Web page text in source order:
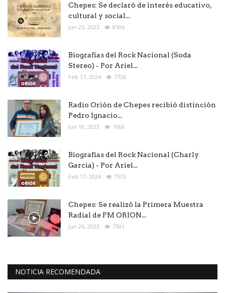
Chepes: Se declaró de interés educativo,
cultural y social...
Jun 23, 2023 8506
Biografías del Rock Nacional (Soda
Stereo) - Por Ariel...
Feb 17, 2024 7756
Radio Orión de Chepes recibió distinción
Pedro Ignacio...
Jun 19, 2023 7666
Biografías del Rock Nacional (Charly
Garcia) - Por Ariel...
Feb 17, 2024 7513
Chepes: Se realizó la Primera Muestra
Radial de FM ORION...
Jun 26, 2023 7501
NOTICIA RECOMENDADA